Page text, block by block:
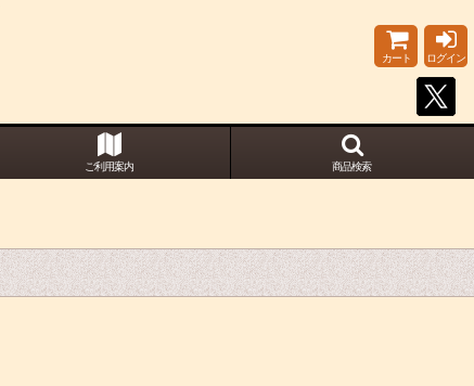
カート ログイン
ご利用案内 商品検索